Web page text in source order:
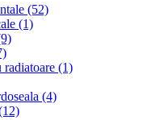
(52)
(1)
(1)
(4)